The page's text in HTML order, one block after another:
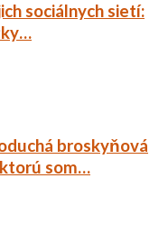
sociálnych sietí:
broskyňová
som…